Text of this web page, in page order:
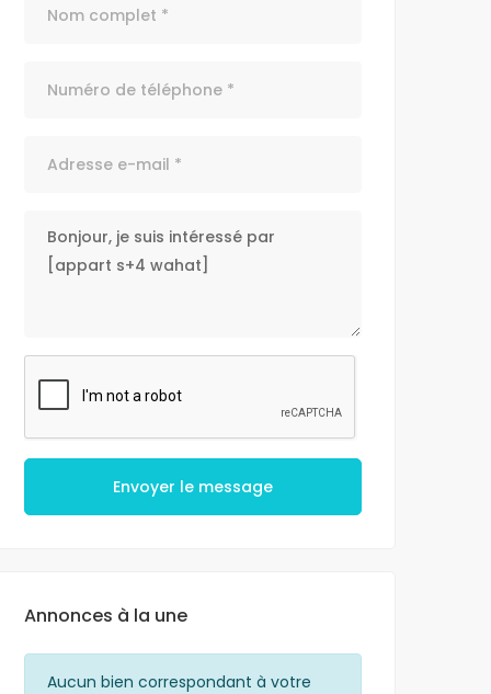
Envoyer le message
Annonces à la une
Aucun bien correspondant à votre